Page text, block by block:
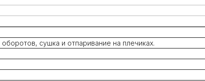
сушка и отпаривание на плечиках.